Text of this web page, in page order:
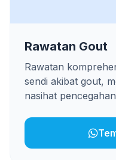
Rawatan Gout
Rawatan
sendi akibat gout,
nasihat